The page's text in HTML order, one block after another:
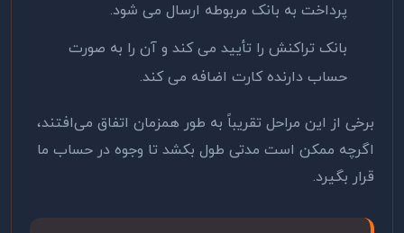
پرداخت به بانک مربوطه ارسال می شود.
بانک تراکنش را تأیید می کند و آن را به صورت
حساب دارنده کارت اضافه می کند.
برخی از این مراحل تقریباً به طور همزمان اتفاق می‌افتند،
اگرچه ممکن است مدتی طول بکشد تا وجوه در حساب ما
قرار بگیرد.